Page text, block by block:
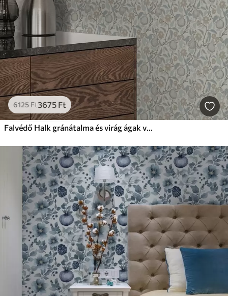
6125Ft3675 Ft
Falvédő Halk gránátalma és virág ágak vintage stílusban